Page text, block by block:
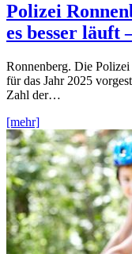
Polizei
es besser läuft
Ronnenberg. Die
für das Jahr 2025
Zahl der…
[mehr]